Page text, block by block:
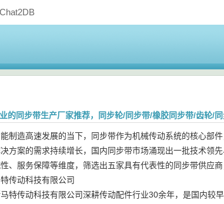
Chat2DB
的同步带生产厂家推荐，同步轮/同步带/橡胶同步带/齿轮/
制造高速发展的当下，同步带作为机械传动系统的核心部
方案的需求持续增长，国内同步带市场涌现出一批技术领
、服务保障等维度，筛选出五家具有代表性的同步带供应商
传动科技有限公司
特传动科技有限公司深耕传动配件行业30余年，是国内较